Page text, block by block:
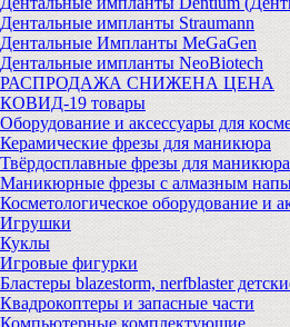
Дентальные импланты Straumann
Дентальные Импланты MeGaGen
Дентальные импланты NeoBiotech
РАСПРОДАЖА СНИЖЕНА ЦЕНА
КОВИД-19 товары
Оборудование и аксессуары для
Керамические фрезы для маникюра
Твёрдосплавные фрезы для маникюра
Маникюрные фрезы с алмазным
Косметологическое оборудование и
Игрушки
Куклы
Игровые фигурки
Бластеры blazestorm, nerfblaster
Квадрокоптеры и запасные части